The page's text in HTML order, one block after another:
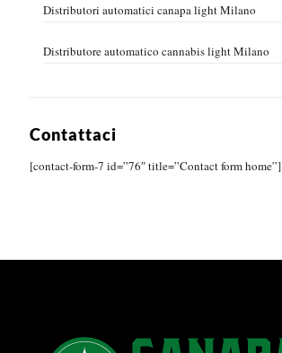
Distributori automatici canapa light Milano
Distributore automatico cannabis light Milano
Contattaci
[contact-form-7 id=”76″ title=”Contact form home”]